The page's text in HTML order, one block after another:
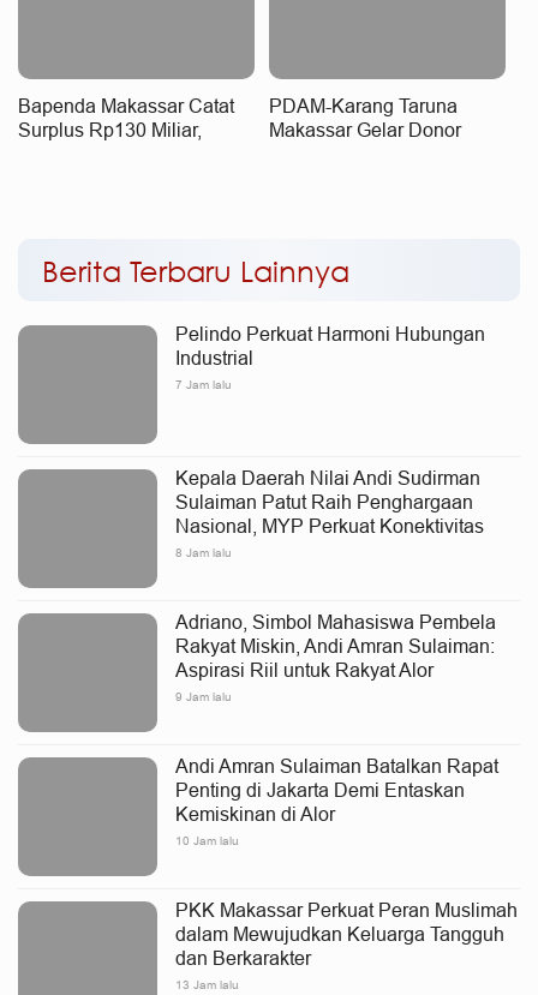
Bapenda Makassar Catat
Surplus Rp130 Miliar,
PDAM-Karang Taruna
Makassar Gelar Donor
Berita Terbaru Lainnya
Pelindo Perkuat Harmoni Hubungan
Industrial
7 Jam lalu
Kepala Daerah Nilai Andi Sudirman
Sulaiman Patut Raih Penghargaan
Nasional, MYP Perkuat Konektivitas
8 Jam lalu
Adriano, Simbol Mahasiswa Pembela
Rakyat Miskin, Andi Amran Sulaiman:
Aspirasi Riil untuk Rakyat Alor
9 Jam lalu
Andi Amran Sulaiman Batalkan Rapat
Penting di Jakarta Demi Entaskan
Kemiskinan di Alor
10 Jam lalu
PKK Makassar Perkuat Peran Muslimah
dalam Mewujudkan Keluarga Tangguh
dan Berkarakter
13 Jam lalu